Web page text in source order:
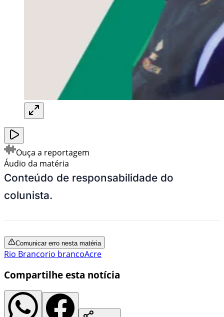
Ouça a reportagem
Áudio da matéria
Conteúdo de responsabilidade do
colunista.
Comunicar erro nesta matéria
Rio Brancorio brancoAcre
Compartilhe esta notícia